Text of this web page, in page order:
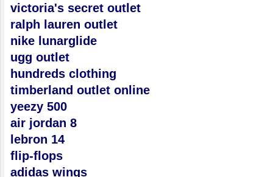
victoria's secret outlet
ralph lauren outlet
nike lunarglide
ugg outlet
hundreds clothing
timberland outlet online
yeezy 500
air jordan 8
lebron 14
flip-flops
adidas wings